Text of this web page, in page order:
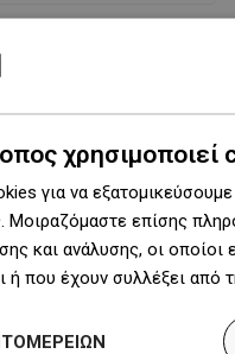
επιφάνειας
68 χιλιάδες
πάνω από 1
χρησιμοποιεί
για να
Μοιραζόμαστε επίσης
και ανάλυσης, οι
ή που έχουν συλλέξει